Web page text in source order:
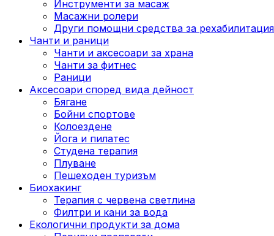
Инструменти за масаж
Масажни ролери
Други помощни средства за рехабилитация
Чанти и раници
Чанти и аксесоари за храна
Чанти за фитнес
Раници
Аксесоари според вида дейност
Бягане
Бойни спортове
Колоездене
Йога и пилатес
Студена терапия
Плуване
Пешеходен туризъм
Биохакинг
Терапия с червена светлина
Филтри и кани за вода
Екологични продукти за дома